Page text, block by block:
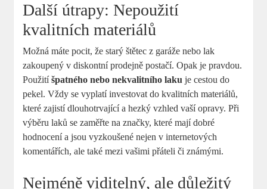
Další útrapy: Nepoužití
kvalitních materiálů
Možná máte pocit, že starý štětec z garáže nebo lak
zakoupený v diskontní prodejně postačí. Opak je pravdou.
Použitíšpatného nebo nekvalitního laku je cestou do
pekel. Vždy se vyplatí investovat do kvalitních materiálů,
které zajistí dlouhotrvající a hezký vzhled vaší opravy. Při
výběru laků se zaměřte na značky, které mají dobré
hodnocení a jsou vyzkoušené nejen v internetových
komentářích, ale také mezi vašimi přáteli či známými.
Nejméně viditelný, ale důležitý